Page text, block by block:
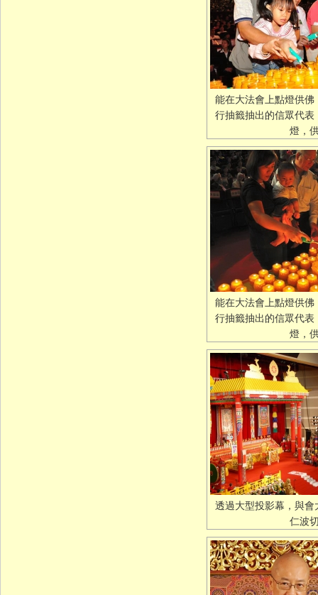
能在大法會上點燈供
行抽籤抽出的信眾代
燈，
能在大法會上點燈供
行抽籤抽出的信眾代
燈，
透過大型投影幕，與
仁波